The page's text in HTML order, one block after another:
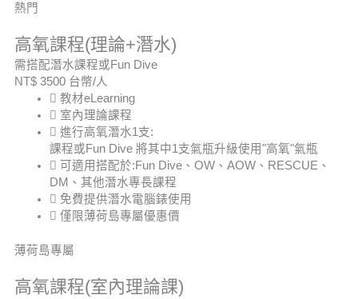
熱門
高氧課程(理論+潛水)
需搭配潛水課程或Fun Dive
NT$ 3500 台幣/人
教材eLearning
室內理論課程
進行高氧潛水1支:
課程或Fun Dive 將其中1支氣瓶升級使用"高氧"氣瓶
可適用搭配於:Fun Dive、OW、AOW、RESCUE、
DM、其他潛水專長課程
免費提供潛水電腦錶使用
僅限薄荷島專屬優惠價
薄荷島專屬
高氧課程(室內理論課)